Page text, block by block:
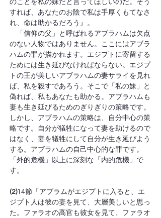
のことを私の妹だと言ってほしいのだ。そう
すれば、あなたのお陰で私は手厚くもてなさ
れ、命は助かるだろう』。
「信仰の父」と呼ばれるアブラハムは欠点
のない人物ではありません。ここにはアブラ
ハムの罪が描かれます。エジプトに寄留する
ためには生き延びなければならない。エジプ
トの王が美しいアブラハムの妻サライを見れ
ば、私を殺すであろう。そこで「私の妹」と
偽れば、私もあなたも助かる。アブラハムも
妻も生き延びるためのぎりぎりの策略です。
しかし、アブラハムの策略は、自分中心の策
略です。自分が犠牲になって妻を助けるので
はなく、妻を犠牲にして自分が生き延びよう
する。アブラハムの自己中心的な罪です。
「外的危機」以上に深刻な「内的危機」で
す。
(2)14節「アブラムがエジプトに入ると、エ
ジプト人は彼の妻を見て、大層美しいと思っ
た。ファラオの高官も彼女を見て、ファラオ